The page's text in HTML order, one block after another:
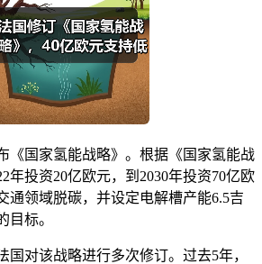
《国家氢能战略》。根据《国家氢能战
年投资20亿欧元，到2030年投资70亿欧
通领域脱碳，并设定电解槽产能6.5吉
目标。
国对该战略进行多次修订。过去5年，